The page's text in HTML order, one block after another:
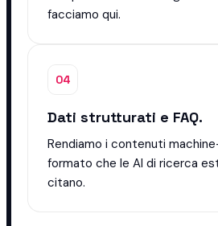
facciamo qui.
04
Dati strutturati e FAQ.
Rendiamo i contenuti
formato che le AI di ricerca
citano.